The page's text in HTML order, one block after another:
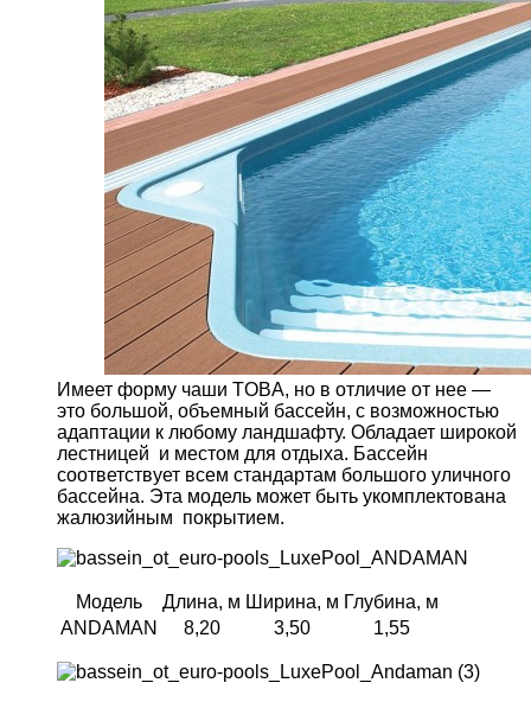
Имеет форму чаши TOBA, но в отличие от нее —
это большой, объемный бассейн, с возможностью
адаптации к любому ландшафту. Обладает широкой
лестницей и местом для отдыха. Бассейн
соответствует всем стандартам большого уличного
бассейна. Эта модель может быть укомплектована
жалюзийным покрытием.
Модель Длина, м Ширина, м Глубина, м
ANDAMAN
8,20 3,50 1,55